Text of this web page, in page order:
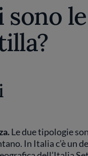
sono
Le due tipologie
In Italia c’è un